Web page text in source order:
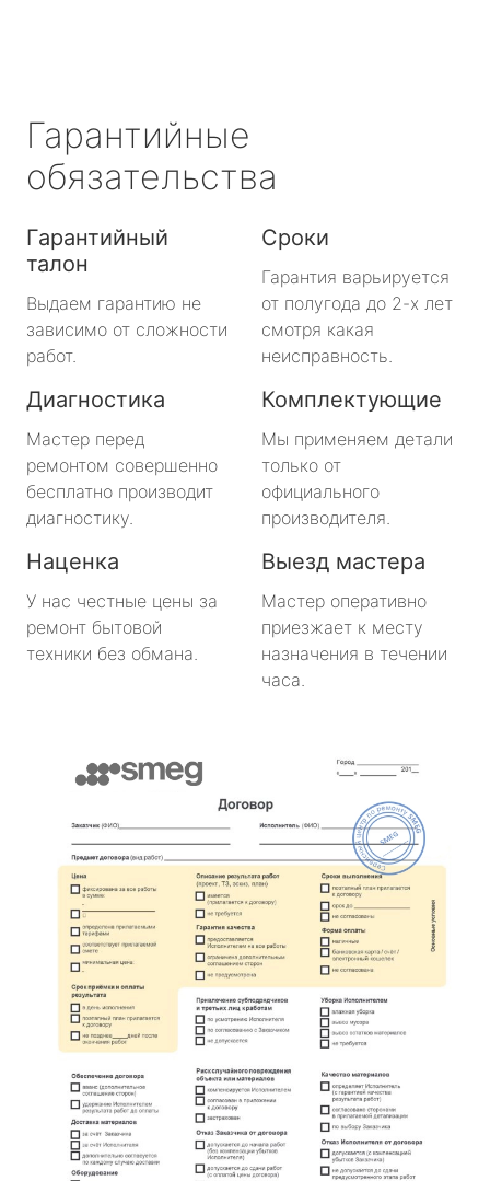
Гарантийные
обязательства
Гарантийный
талон
Выдаем гарантию не
зависимо от сложности
работ.
Сроки
Гарантия варьируется
от полугода до 2-х лет
смотря какая
неисправность.
Диагностика
Мастер перед
ремонтом совершенно
бесплатно производит
диагностику.
Комплектующие
Мы применяем детали
только от
официального
производителя.
Наценка
У нас честные цены за
ремонт бытовой
техники без обмана.
Выезд мастера
Мастер оперативно
приезжает к месту
назначения в течении
часа.